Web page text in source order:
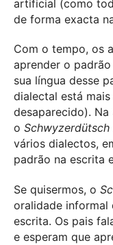
artificial (como
de forma exacta
Com o tempo, os
aprender o
sua língua desse
dialectal está
desaparecido). Na
o Schwyzerdütsch
vários dialectos,
padrão na escrita
Se quisermos, o
oralidade informal
escrita. Os pais
e esperam que